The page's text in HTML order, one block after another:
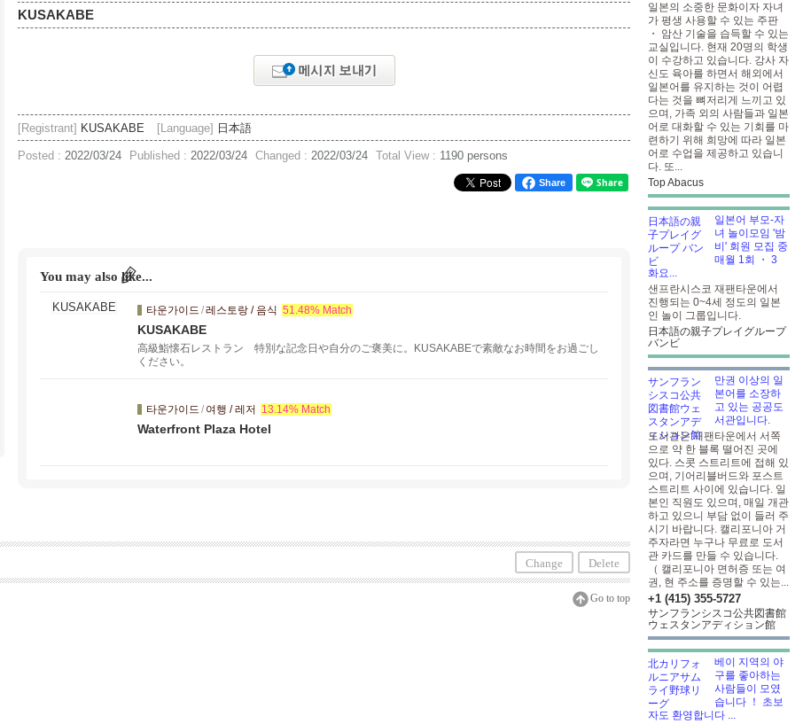
KUSAKABE
[Registrant] KUSAKABE [Language] 日本語
Posted : 2022/03/24 Published : 2022/03/24 Changed : 2022/03/24 Total View : 1190 persons
Share
You may also like...
타운가이드 /레스토랑 / 음식 51.48% Match
KUSAKABE
高級鮨懐石レストラン 特別な記念日や自分のご褒美に。KUSAKABEで素敵なお時間をお過ごし
ください。
타운가이드 / 여행 / 레저 13.14% Match
Waterfront Plaza Hotel
Change Delete
Go to top
일본의 소중한 문화이자 자녀
가 평생 사용할 수 있는 주판
・ 암산 기술을 습득할 수 있는
교실입니다. 현재 20명의 학생
이 수강하고 있습니다. 강사 자
신도 육아를 하면서 해외에서
일본어를 유지하는 것이 어렵
다는 것을 뼈저리게 느끼고 있
으며, 가족 외의 사람들과 일본
어로 대화할 수 있는 기회를 마
련하기 위해 희망에 따라 일본
어로 수업을 제공하고 있습니
다. 또...
Top Abacus
일본어 부모-자
녀 놀이모임 '밤
비' 회원 모집 중
매월 1회 ・ 3
화요...
샌프란시스코 재팬타운에서
진행되는 0~4세 정도의 일본
인 놀이 그룹입니다.
日本語の親子プレイグループ
バンビ
만권 이상의 일
본어를 소장하
고 있는 공공도
서관입니다.
도서관은 재팬타운에서 서쪽
으로 약 한 블록 떨어진 곳에
있다. 스콧 스트리트에 접해 있
으며, 기어리블버드와 포스트
스트리트 사이에 있습니다. 일
본인 직원도 있으며, 매일 개관
하고 있으니 부담 없이 들러 주
시기 바랍니다. 캘리포니아 거
주자라면 누구나 무료로 도서
관 카드를 만들 수 있습니다.
（ 캘리포니아 면허증 또는 여
권, 현 주소를 증명할 수 있는...
+1 (415) 355-5727
サンフランシスコ公共図書館
ウェスタンアディション館
베이 지역의 야
구를 좋아하는
사람들이 모였
습니다 ！ 초보
자도 환영합니다 ...